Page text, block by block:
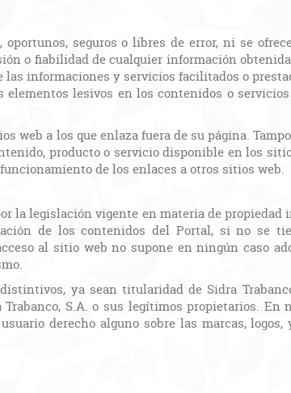
seguros o libres de error, ni se
o fiabilidad de cualquier información
informaciones y servicios facilitados o
lesivos en los contenidos o
web a los que enlaza fuera de su página.
producto o servicio disponible en los
de los enlaces a otros sitios web.
la legislación vigente en materia de
de los contenidos del Portal, si no se
al sitio web no supone en ningún caso
ya sean titularidad de Sidra
S.A. o sus legítimos propietarios. En
derecho alguno sobre las marcas,